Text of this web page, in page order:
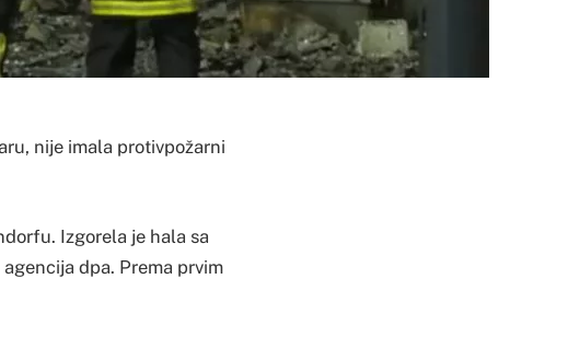
nije imala protivpožarni
Izgorela je hala sa
dpa. Prema prvim